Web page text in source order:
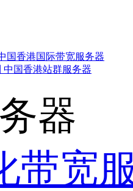
国香港国际带宽服务器
中国香港站群服务器
器
带宽